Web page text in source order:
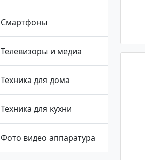
Смартфоны
Телевизоры и медиа
Техника для дома
Техника для кухни
Фото видео аппаратура